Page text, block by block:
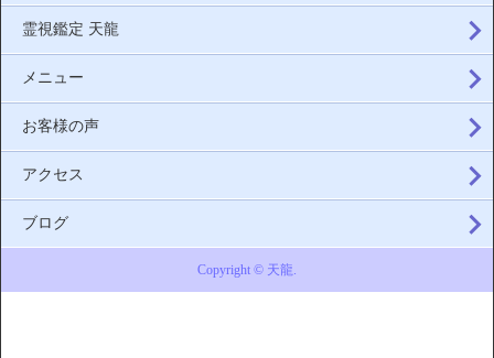
霊視鑑定 天龍
メニュー
お客様の声
アクセス
ブログ
Copyright © 天龍.